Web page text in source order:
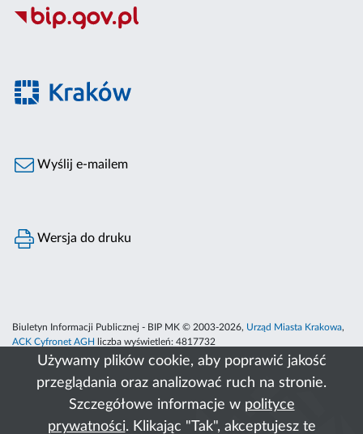
Używamy plików cookie, aby poprawić jakość
przeglądania oraz analizować ruch na stronie.
Szczegółowe informacje w polityce
prywatności. Klikając "Tak", akceptujesz te
Wyślij e-mailem
Wersja do druku
Biuletyn Informacji Publicznej - BIP MK © 2003-2026, Urząd Miasta Krakowa,
ACK Cyfronet AGH
liczba wyświetleń: 4817732